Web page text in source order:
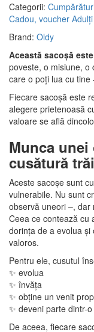
Categorii:
Cadou, voucher
Brand: Oldy
Această sacoșă
poveste, o misiune, o
care o poți lua cu
Fiecare sacoșă este
alegere prietenoasă
valoare se află
Munca
cusătură
Aceste sacoșe sunt
vulnerabile. Nu sunt
observă uneori –, dar
Ceea ce contează cu
dorința de a evolua
valoros.
Pentru ele, cusutul
✨ evolua
✨ învăța
✨ obține un venit
✨ deveni parte dintr-
De aceea, fiecare